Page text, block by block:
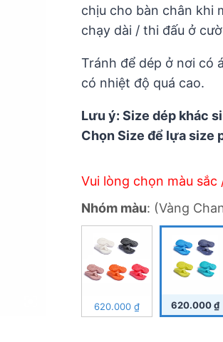
chịu cho bàn chân khi
chạy dài / thi đấu ở
Tránh để dép ở nơi có
có nhiệt độ quá cao.
Lưu ý: Size dép khác
Chọn Size để lựa size
Vui lòng chọn màu
Nhóm màu: (Vàng
620.000 ₫ 620.000₫